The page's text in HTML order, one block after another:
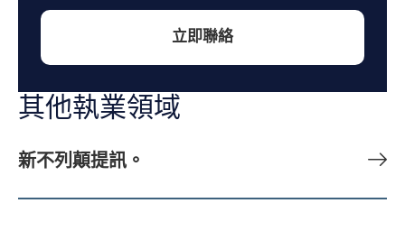
立即聯絡
其他執業領域
新不列顛提訊。